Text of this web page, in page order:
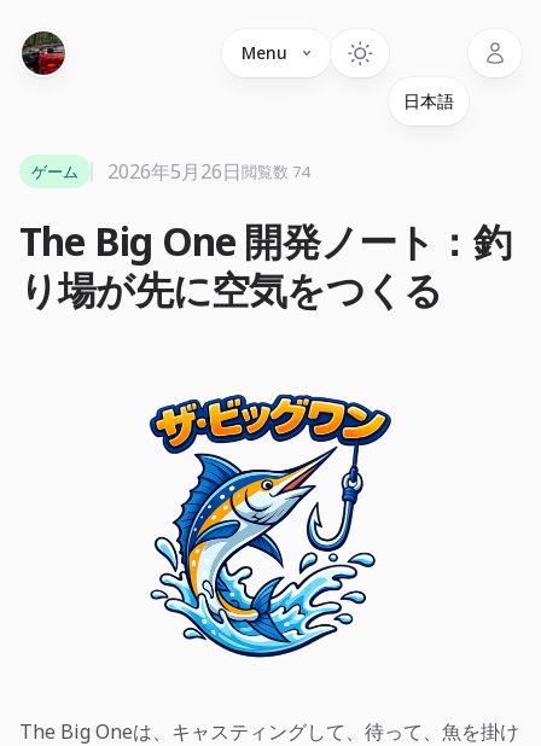
Menu
The Big One 開発ノート：釣
り場が先に空気をつくる
ゲーム 2026年5月26日閲覧数 74
The Big Oneは、キャスティングして、待って、魚を掛け